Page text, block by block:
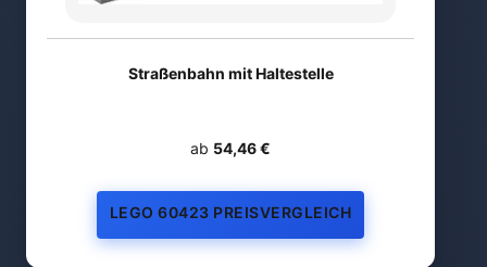
Straßenbahn mit Haltestelle
ab 54,46 €
LEGO 60423 PREISVERGLEICH